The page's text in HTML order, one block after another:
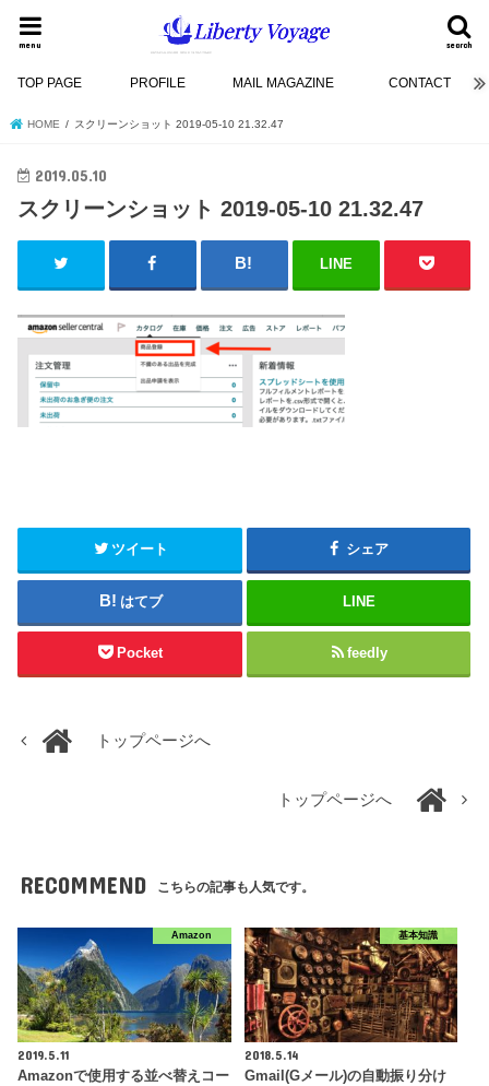
search
menu
TOP PAGE PROFILE MAIL MAGAZINE CONTACT
HOME スクリーンショット 2019-05-10 21.32.47
2019.05.10
スクリーンショット 2019-05-10 21.32.47
LINE
ツイート シェア
はてブ LINE
Pocket feedly
トップページへ
トップページへ
RECOMMEND こちらの記事も人気です。
Amazon
2019.5.11
Amazonで使用する並べ替えコー
基本知識
2018.5.14
Gmail(Gメール)の自動振り分け